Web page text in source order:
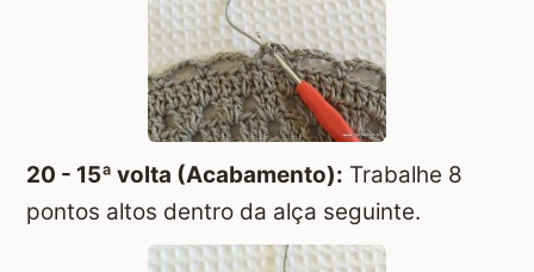
20 - 15ª volta (Acabamento): Trabalhe 8
pontos altos dentro da alça seguinte.